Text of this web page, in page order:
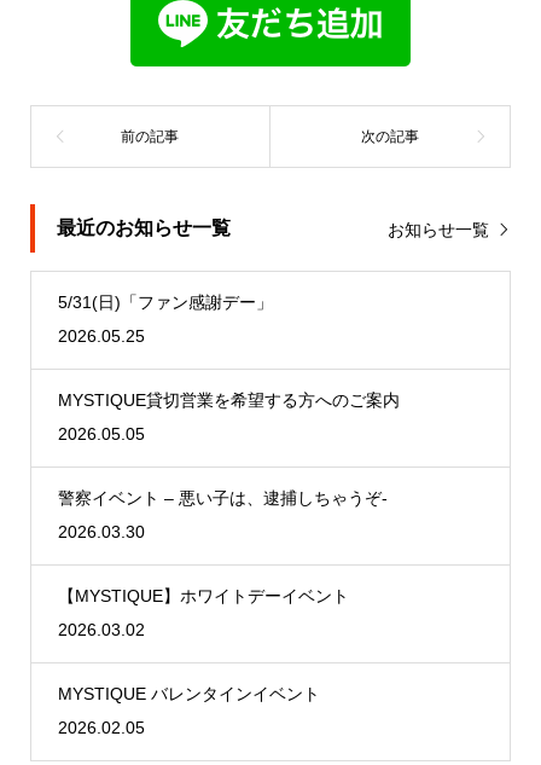
最近のお知らせ一覧 お知らせ一覧
5/31(日)「ファン感謝デー」
2026.05.25
MYSTIQUE貸切営業を希望する方へのご案内
2026.05.05
警察イベント – 悪い子は、逮捕しちゃうぞ-
2026.03.30
【MYSTIQUE】ホワイトデーイベント
2026.03.02
MYSTIQUE バレンタインイベント
2026.02.05